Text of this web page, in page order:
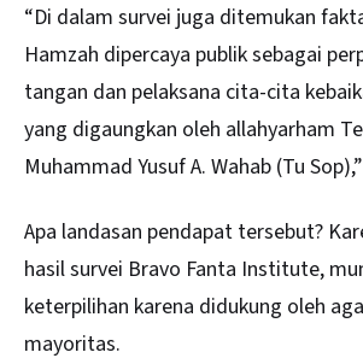
“Di dalam survei juga ditemukan
Hamzah dipercaya publik sebagai
tangan dan pelaksana cita-cita
yang digaungkan oleh allahyarham
Muhammad Yusuf A. Wahab (Tu
Apa landasan pendapat tersebut?
hasil survei Bravo Fanta Institute,
keterpilihan karena didukung oleh
mayoritas.